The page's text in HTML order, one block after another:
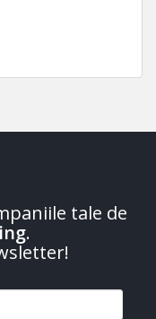
tale de
.